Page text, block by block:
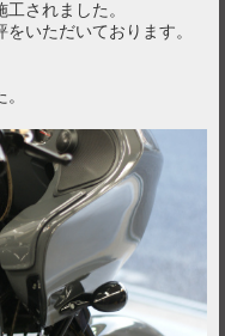
されました。
いただいております。